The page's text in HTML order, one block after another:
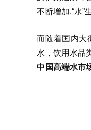
不断增加,“水”
而随着国内大
水，饮用水品
中国高端水市